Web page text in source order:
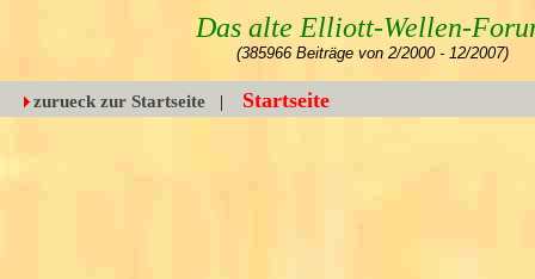
Das alte Elliott-Wellen-
(385966 Beiträge von 2/2000 - 12/2007)
zurueck zur Startseite | Startseite